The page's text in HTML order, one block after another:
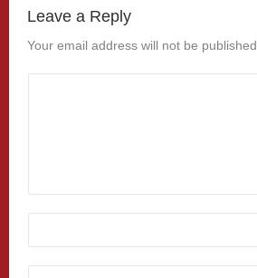
Leave a Reply
Your email address will not be published.